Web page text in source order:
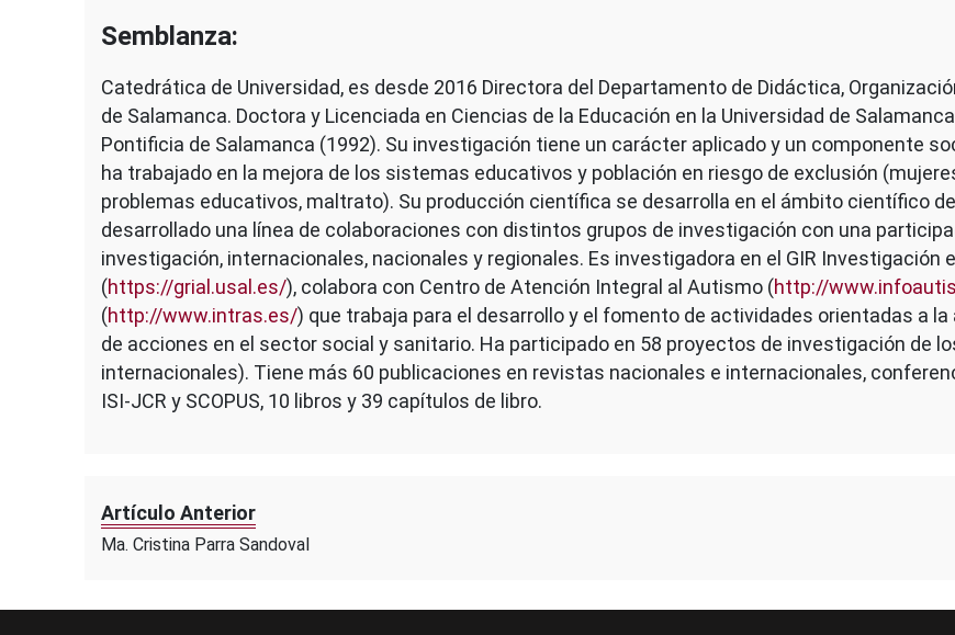
Semblanza:
Catedrática de Universidad, es desde 2016 Directora del Departamento de Didáctica,
de Salamanca. Doctora y Licenciada en Ciencias de la Educación en la Universidad de
Pontificia de Salamanca (1992). Su investigación tiene un carácter aplicado y un componente
ha trabajado en la mejora de los sistemas educativos y población en riesgo de exclusión
problemas educativos, maltrato). Su producción científica se desarrolla en el ámbito científico
desarrollado una línea de colaboraciones con distintos grupos de investigación con una
investigación, internacionales, nacionales y regionales. Es investigadora en el GIR Investigación
(https://grial.usal.es/), colabora con Centro de Atención Integral al Autismo (http://
(http://www.intras.es/) que trabaja para el desarrollo y el fomento de actividades orientadas a
de acciones en el sector social y sanitario. Ha participado en 58 proyectos de investigación de
internacionales). Tiene más 60 publicaciones en revistas nacionales e internacionales,
ISI-JCR y SCOPUS, 10 libros y 39 capítulos de libro.
Artículo Anterior
Ma. Cristina Parra Sandoval